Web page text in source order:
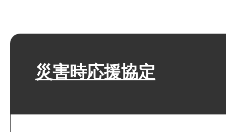
災害時応援協定